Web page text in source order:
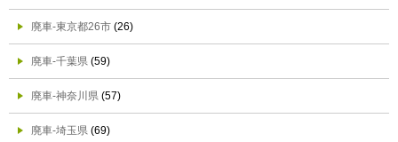
廃車-東京都26市 (26)
廃車-千葉県 (59)
廃車-神奈川県 (57)
廃車-埼玉県 (69)